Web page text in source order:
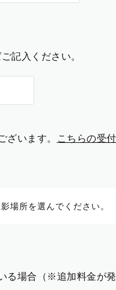
記入ください。
ざいます。
こちらの受
場所を選んでください。
る場合（※追加料金が